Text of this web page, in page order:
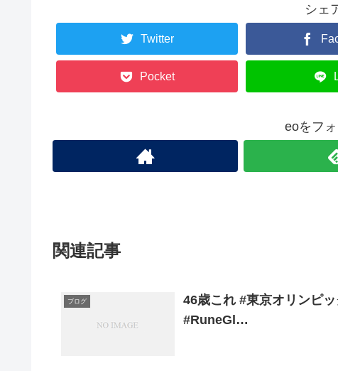
シェ
Twitter
Pocket
eoをフ
関連記事
ブログ
46歳これ #東京オリンピ
#RuneGl…